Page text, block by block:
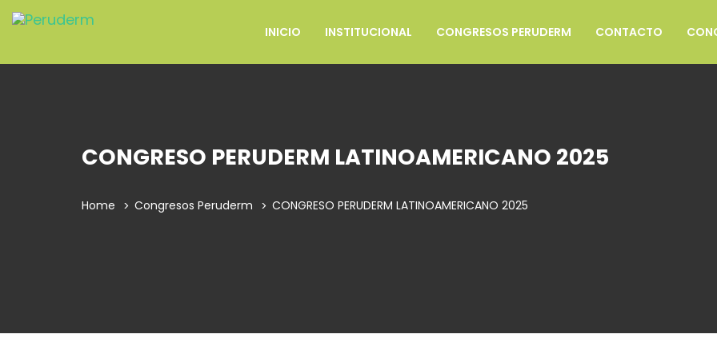
INICIO INSTITUCIONAL CONGRESOS PERUDERM CONTACTO
CONGRESO PERUDERM LATINOAMERICANO 2025
Home Congresos Peruderm CONGRESO PERUDERM LATINOAMERICANO 2025